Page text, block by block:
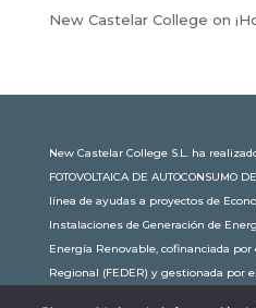
New Castelar College on
New Castelar College S.L. ha
FOTOVOLTAICA DE AUTOCONSUMO
línea de ayudas a proyectos de
Instalaciones de Generación de
Energía Renovable, cofinanciada
Regional (FEDER) y gestionada por